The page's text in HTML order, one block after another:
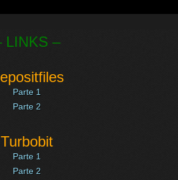
LINKS –
Parte 1
Parte 2
Turbobit
Parte 1
Parte 2